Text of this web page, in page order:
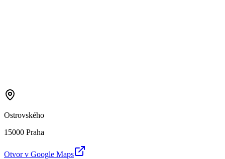
Ostrovského
15000 Praha
Otvor v Google Maps